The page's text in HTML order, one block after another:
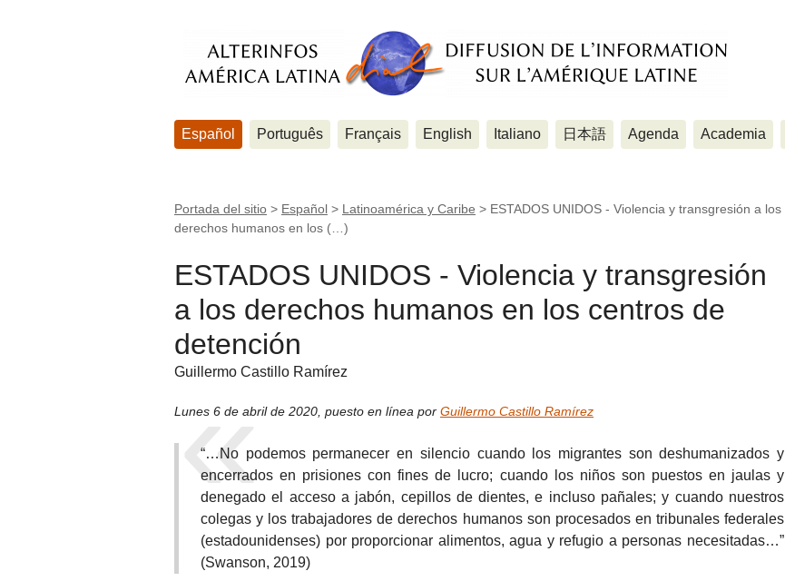
Español Português Français English Italiano 日本語 Agenda Academia
Portada del sitio > Español > Latinoamérica y Caribe > ESTADOS UNIDOS - Violencia y transgresión a los
derechos humanos en los (…)
ESTADOS UNIDOS - Violencia y transgresión
a los derechos humanos en los centros de
detención
Guillermo Castillo Ramírez
Lunes 6 de abril de 2020 puesto en línea por Guillermo Castillo Ramírez
“…No podemos permanecer en silencio cuando los migrantes son deshumanizados y
encerrados en prisiones con fines de lucro; cuando los niños son puestos en jaulas y
denegado el acceso a jabón, cepillos de dientes, e incluso pañales; y cuando nuestros
colegas y los trabajadores de derechos humanos son procesados en tribunales federales
(estadounidenses) por proporcionar alimentos, agua y refugio a personas necesitadas…”
(Swanson, 2019)